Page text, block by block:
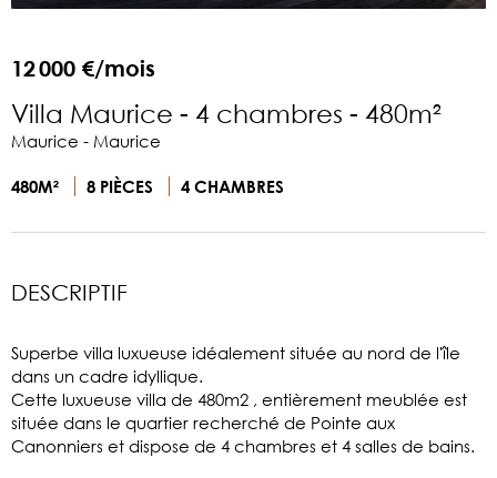
12 000 €/mois
Villa Maurice - 4 chambres - 480m²
Maurice - Maurice
480M² 8 PIÈCES 4 CHAMBRES
DESCRIPTIF
Superbe villa luxueuse idéalement située au nord de l'île
dans un cadre idyllique.
Cette luxueuse villa de 480m2 , entièrement meublée est
située dans le quartier recherché de Pointe aux
Canonniers et dispose de 4 chambres et 4 salles de bains.